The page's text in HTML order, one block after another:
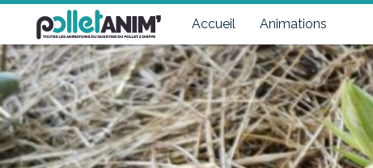
Accueil Animations
Pollet Anim'
Toutes les animations du quartier du Pollet à Dieppe